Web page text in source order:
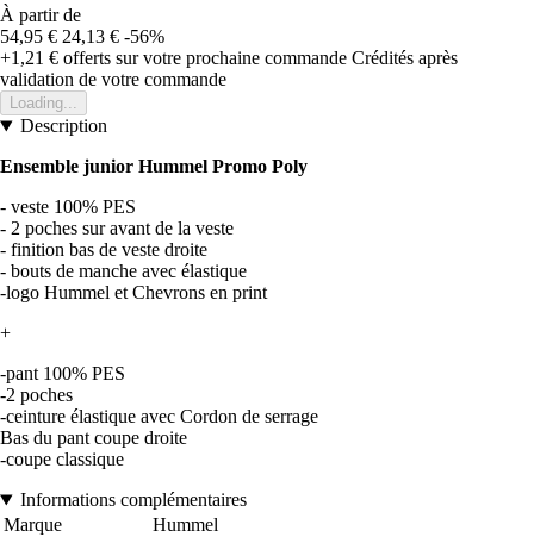
À partir de
54,95 € 24,13 € -56%
+1,21 € offerts sur votre prochaine commande Crédités après
validation de votre commande
Loading...
Description
Ensemble junior Hummel Promo Poly
- veste 100% PES
- 2 poches sur avant de la veste
- finition bas de veste droite
- bouts de manche avec élastique
-logo Hummel et Chevrons en print
+
-pant 100% PES
-2 poches
-ceinture élastique avec Cordon de serrage
Bas du pant coupe droite
-coupe classique
Informations complémentaires
Marque
Hummel